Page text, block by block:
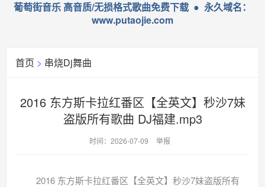
葡萄街音乐 高音质/无损格式歌曲免费下载 ● 永久域名：
www.putaojie.com
首页 > 串烧Dj舞曲
2016 东方斯卡拉红番区【全英文】秒沙7妹
盗版所有歌曲 DJ福建.mp3
时间：2026-07-09 举报
2016 东方斯卡拉红番区【全英文】秒沙7妹盗版所有